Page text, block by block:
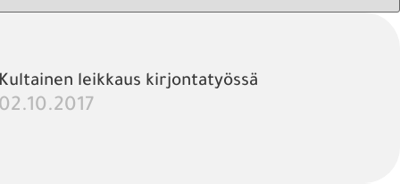
Kultainen leikkaus kirjontatyössä
02.10.2017